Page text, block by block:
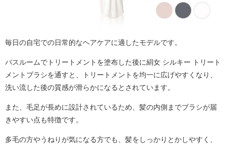
毎日の自宅での 日常的なヘアケアに適したモデルです 。
バスルームでトリートメントを塗布した後に絹女 シルキー トリート
メントブラシを通すと、トリートメントを均一に広げやすくなり、
洗い流した後の質感が滑らかになるとされています。
また、毛足が長めに設計されているため、髪の内側までブラシが届
きやすい点も特徴です。
多毛の方やうねりが気になる方でも、髪をしっかりとかしやすく、